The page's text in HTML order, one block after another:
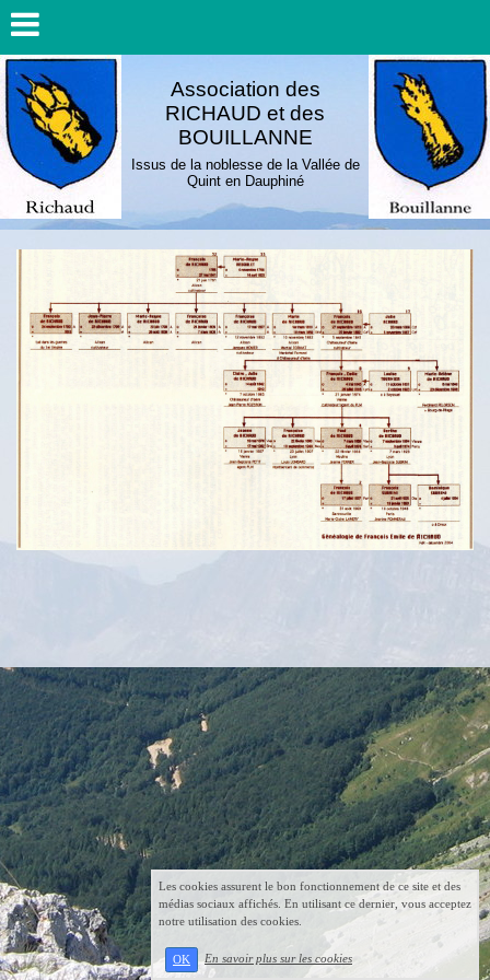
Association des
RICHAUD et des
BOUILLANNE
Issus de la noblesse de la Vallée de
Quint en Dauphiné
Les cookies assurent le bon fonctionnement de ce site et des
médias sociaux affichés. En utilisant ce dernier, vous acceptez
notre utilisation des cookies.
OK En savoir plus sur les cookies